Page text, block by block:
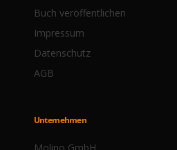
Buch veröffentlichen
Impressum
Datenschutz
AGB
Unternehmen
Molino GmbH